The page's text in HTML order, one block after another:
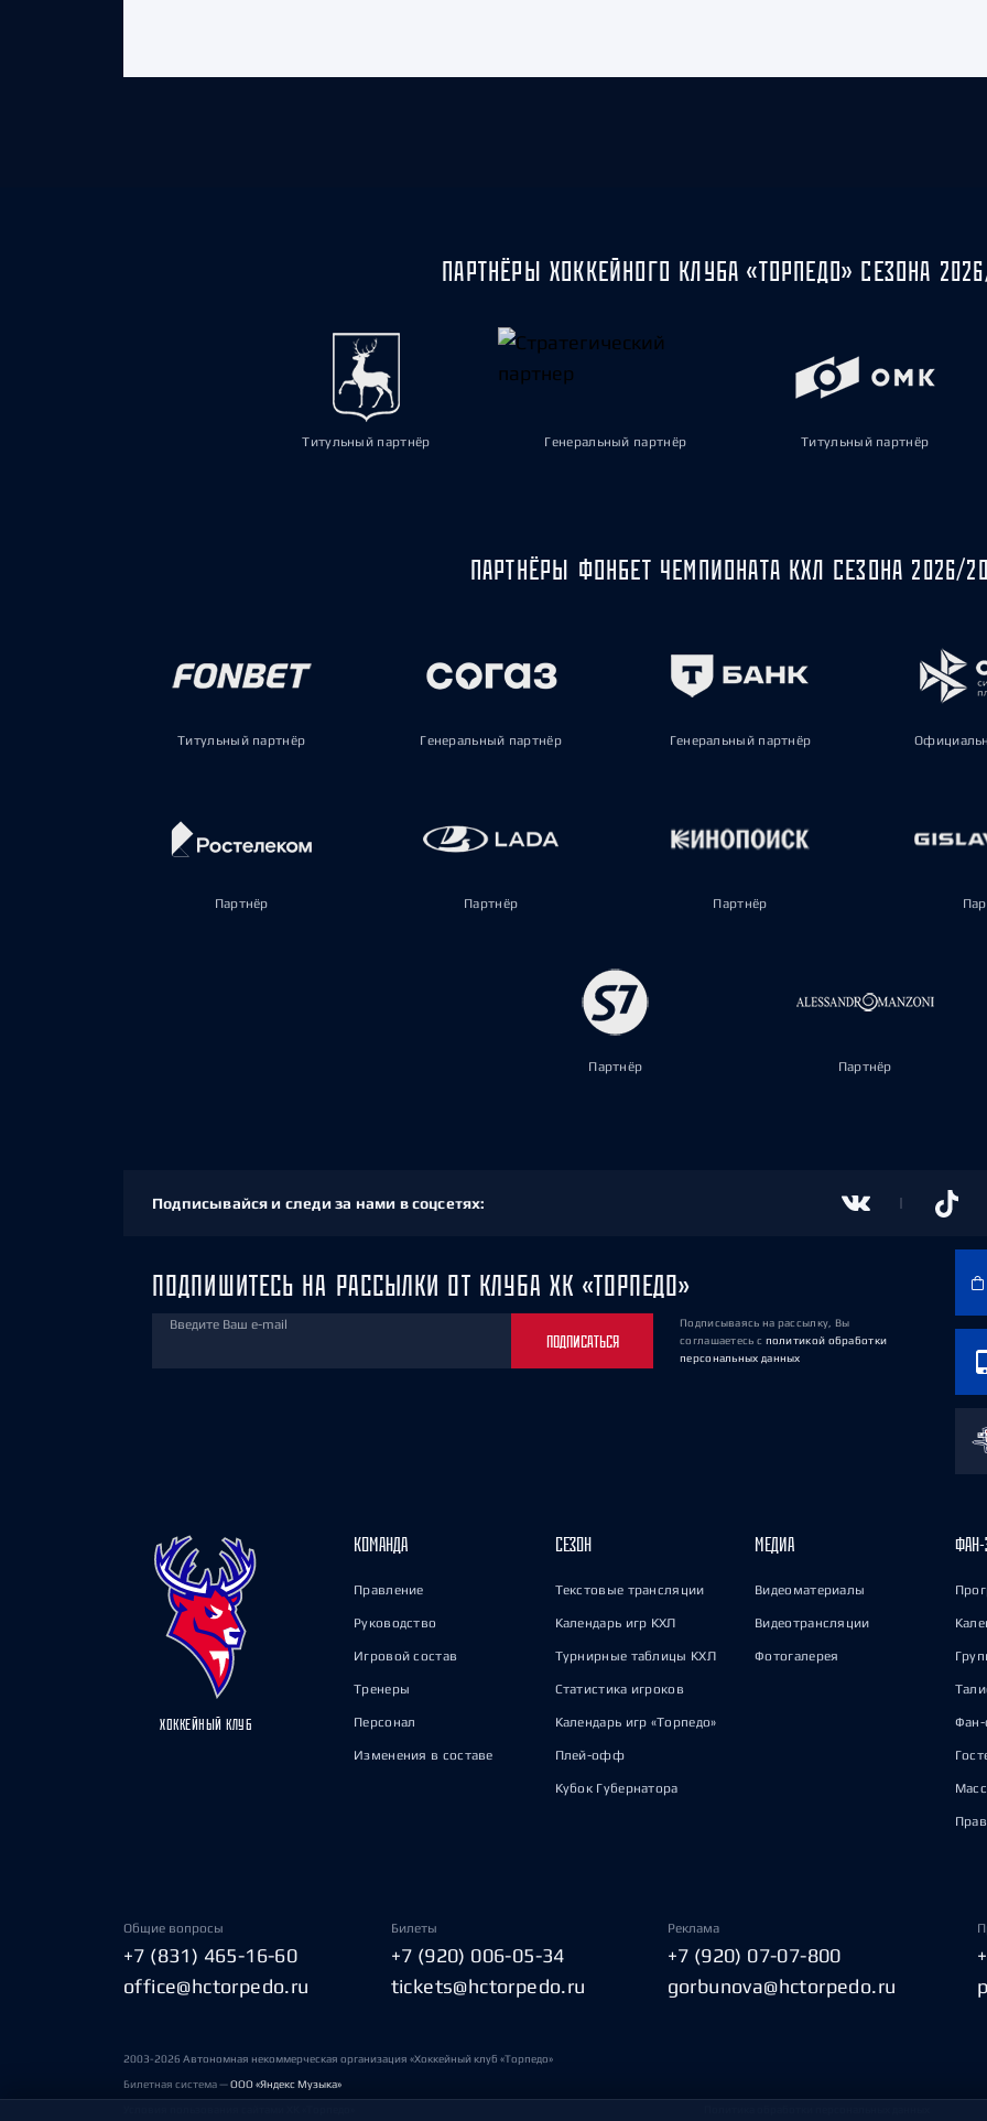
ПАРТНЁРЫ ХОККЕЙНОГО КЛУБА «ТОРПЕДО» СЕЗОНА
Титульный партнёр Генеральный партнёр Титульный партнёр
ПАРТНЁРЫ ФОНБЕТ ЧЕМПИОНАТА КХЛ СЕЗОНА 2026/
Титульный партнёр Генеральный партнёр Генеральный партнёр
Партнёр Партнёр Партнёр
Партнёр Партнёр
Подписывайся и следи за нами в соцсетях:
ПОДПИШИТЕСЬ НА РАССЫЛКИ ОТ КЛУБА ХК «ТОРПЕДО»
Введите Ваш e-mail
ПОДПИСАТЬСЯ
Подписываясь на рассылку, Вы
соглашаетесь с политикой обработки
персональных данных
ХОККЕЙНЫЙ КЛУБ
КОМАНДА
Правление
Руководство
Игровой состав
Тренеры
Персонал
Изменения в составе
СЕЗОН
Текстовые трансляции
Календарь игр КХЛ
Турнирные таблицы КХЛ
Статистика игроков
Календарь игр «Торпедо»
Плей-офф
Кубок Губернатора
МЕДИА
Видеоматериалы
Видеотрансляции
Фотогалерея
ФАН-
Фан-
Общие вопросы
+7 (831) 465-16-60
office@hctorpedo.ru
Билеты
+7 (920) 006-05-34
tickets@hctorpedo.ru
Реклама
+7 (920) 07-07-800
gorbunova@hctorpedo.ru
2003-2026 Автономная некоммерческая организация «Хоккейный клуб «Торпедо»
Билетная система —ООО «Яндекс Музыка»